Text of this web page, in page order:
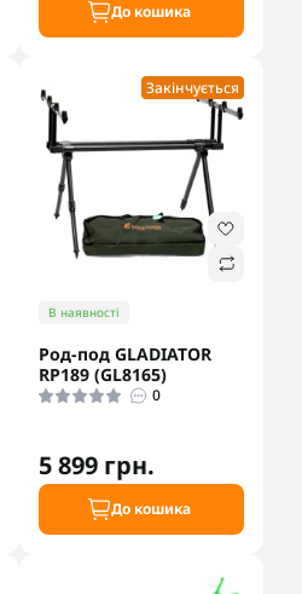
До кошика
Закінчується
В наявності
Род-под GLADIATOR
RP189 (GL8165)
0
5 899 грн.
До кошика